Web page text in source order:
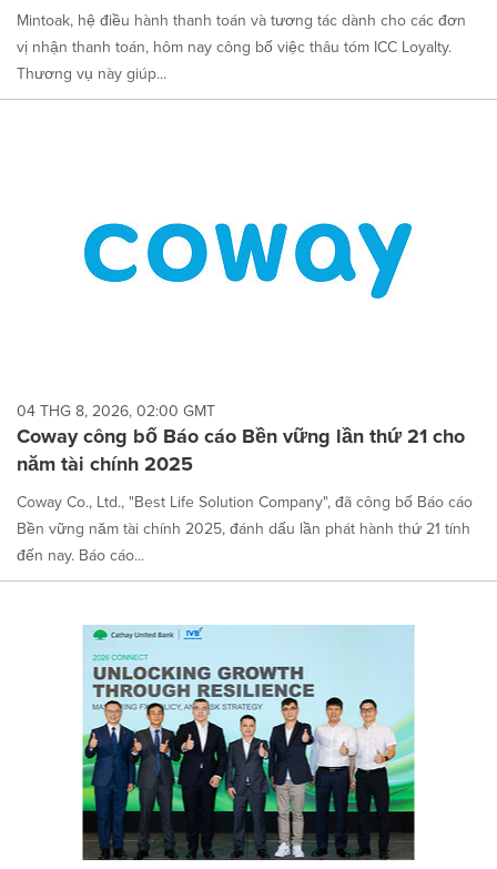
Mintoak, hệ điều hành thanh toán và tương tác dành cho các đơn
vị nhận thanh toán, hôm nay công bố việc thâu tóm ICC Loyalty.
Thương vụ này giúp...
04 THG 8, 2026, 02:00 GMT
Coway công bố Báo cáo Bền vững lần thứ 21 cho
năm tài chính 2025
Coway Co., Ltd., "Best Life Solution Company", đã công bố Báo cáo
Bền vững năm tài chính 2025, đánh dấu lần phát hành thứ 21 tính
đến nay. Báo cáo...